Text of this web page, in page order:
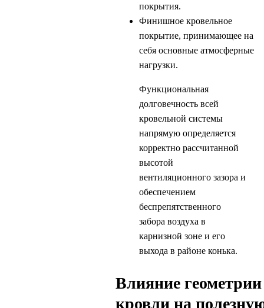
покрытия.
Финишное кровельное
покрытие, принимающее на
себя основные атмосферные
нагрузки.
Функциональная
долговечность всей
кровельной системы
напрямую определяется
корректно рассчитанной
высотой
вентиляционного зазора и
обеспечением
беспрепятственного
забора воздуха в
карнизной зоне и его
выхода в районе конька.
Влияние геометрии
кровли на